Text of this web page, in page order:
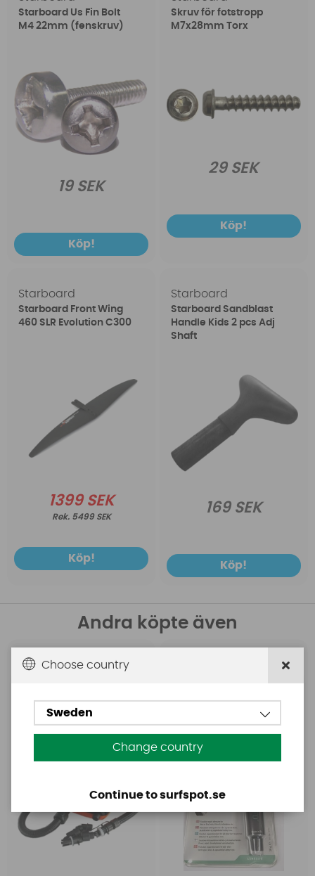
Starboard Us Fin Bolt
M4 22mm (fenskruv)
19 SEK
Köp!
Skruv för fotstropp
M7x28mm Torx
29 SEK
Köp!
Starboard
Starboard Front Wing
460 SLR Evolution C300
1399 SEK
5499 SEK
Köp!
Starboard
Starboard Sandblast
Handle Kids 2 pcs Adj
Shaft
169 SEK
Köp!
Andra köpte även
BaseChoose country
Sweden
Change country
Continue to surfspot.se